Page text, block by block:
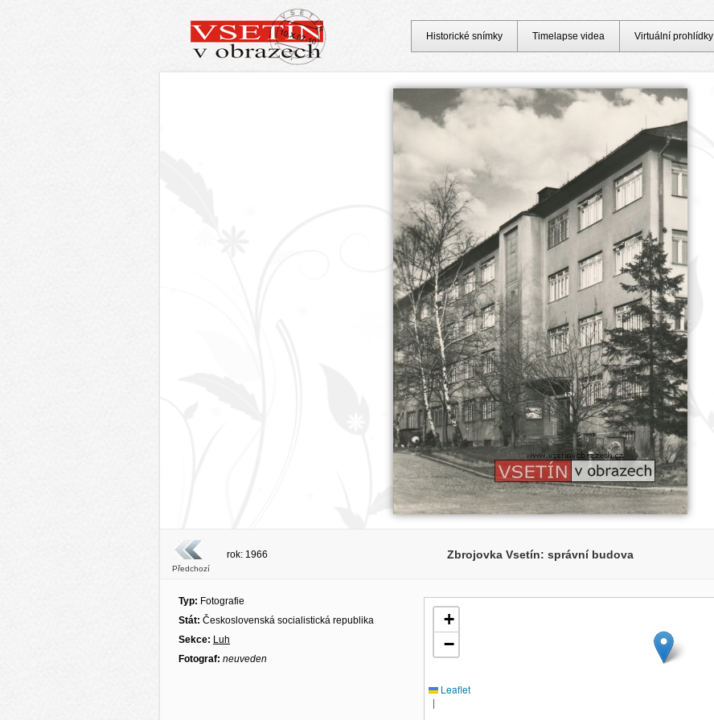
Předchozí
rok: 1966 Zbrojovka Vsetín: správní budova
Typ: Fotografie
Stát: Československá socialistická republika
Sekce: Luh
Fotograf: neuveden
+
−
Leaflet
|
Historické snímky Timelapse videa Virtuální prohlídky